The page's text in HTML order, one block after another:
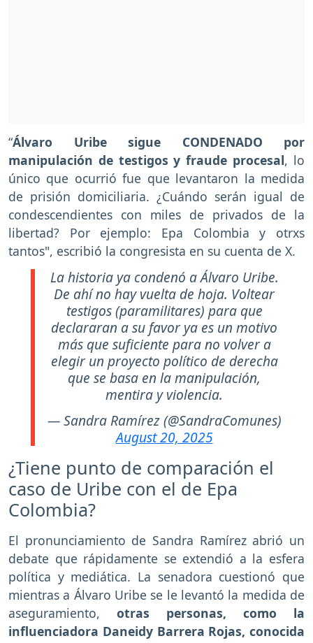
“Álvaro Uribe sigue CONDENADO por
manipulación de testigos y fraude procesal, lo
único que ocurrió fue que levantaron la medida
de prisión domiciliaria. ¿Cuándo serán igual de
condescendientes con miles de privados de la
libertad? Por ejemplo: Epa Colombia y otrxs
tantos", escribió la congresista en su cuenta de X.
La historia ya condenó a Álvaro Uribe.
De ahí no hay vuelta de hoja. Voltear
testigos (paramilitares) para que
declararan a su favor ya es un motivo
más que suficiente para no volver a
elegir un proyecto político de derecha
que se basa en la manipulación,
mentira y violencia.
— Sandra Ramírez (@SandraComunes)
August 20, 2025
¿Tiene punto de comparación el
caso de Uribe con el de Epa
Colombia?
El pronunciamiento de Sandra Ramírez abrió un
debate que rápidamente se extendió a la esfera
política y mediática. La senadora cuestionó que
mientras a Álvaro Uribe se le levantó la medida de
aseguramiento, otras personas, como la
influenciadora Daneidy Barrera Rojas, conocida